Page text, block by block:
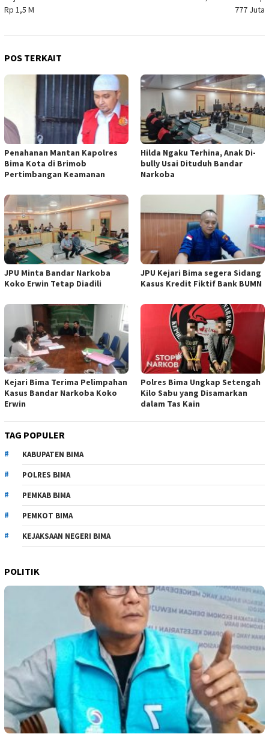
Rp 1,5 M
777 Juta
POS TERKAIT
Penahanan Mantan Kapolres
Bima Kota di Brimob
Pertimbangan Keamanan
Hilda Ngaku Terhina, Anak Di-
bully Usai Dituduh Bandar
Narkoba
JPU Minta Bandar Narkoba
Koko Erwin Tetap Diadili
JPU Kejari Bima segera Sidang
Kasus Kredit Fiktif Bank BUMN
Kejari Bima Terima Pelimpahan
Kasus Bandar Narkoba Koko
Erwin
Polres Bima Ungkap Setengah
Kilo Sabu yang Disamarkan
dalam Tas Kain
TAG POPULER
KABUPATEN BIMA
POLRES BIMA
PEMKAB BIMA
PEMKOT BIMA
KEJAKSAAN NEGERI BIMA
POLITIK